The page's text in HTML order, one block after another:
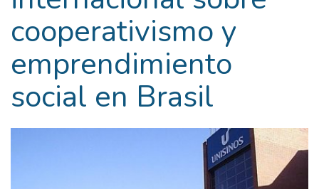
cooperativismo y
emprendimiento
social en Brasil